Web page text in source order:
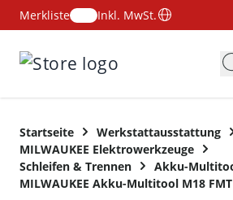
Merkliste
Inkl. MwSt.
Startseite
Werkstattausstattung
MILWAUKEE Elektrowerkzeuge
Schleifen & Trennen
Akku-
MILWAUKEE Akku-Multitool M18